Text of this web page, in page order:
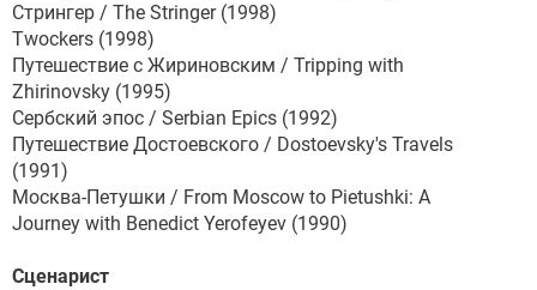
Стрингер / The Stringer (1998)
Twockers (1998)
Путешествие с Жириновским / Tripping with
Zhirinovsky (1995)
Сербский эпос / Serbian Epics (1992)
Путешествие Достоевского / Dostoevsky's Travels
(1991)
Москва-Петушки / From Moscow to Pietushki: A
Journey with Benedict Yerofeyev (1990)
Сценарист